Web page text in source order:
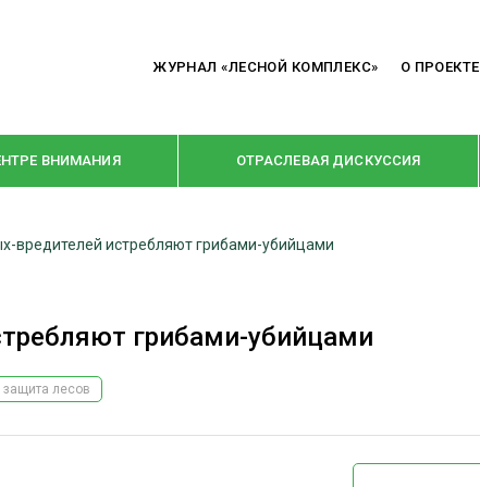
ЖУРНАЛ «ЛЕСНОЙ КОМПЛЕКС» О ПРОЕКТЕ
ВНИМАНИЯ ОТРАСЛЕВАЯ ДИСКУССИЯ
ДОМОСТРОЕНИЕ
РУБРИКИ
КРУПНЫМ ПЛАНОМ
ПРЕДПРИЯТИЯ ЛПК
вредителей истребляют грибами-убийцами
грибами-убийцами
защита лесов